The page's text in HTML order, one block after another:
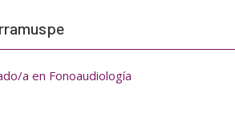
a en Fonoaudiología